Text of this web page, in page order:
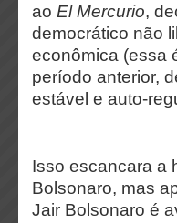
ao El Mercurio,
democrático não
econômica (essa
período anterior,
estável e auto-
Isso escancara a
Bolsonaro, mas
Jair Bolsonaro é